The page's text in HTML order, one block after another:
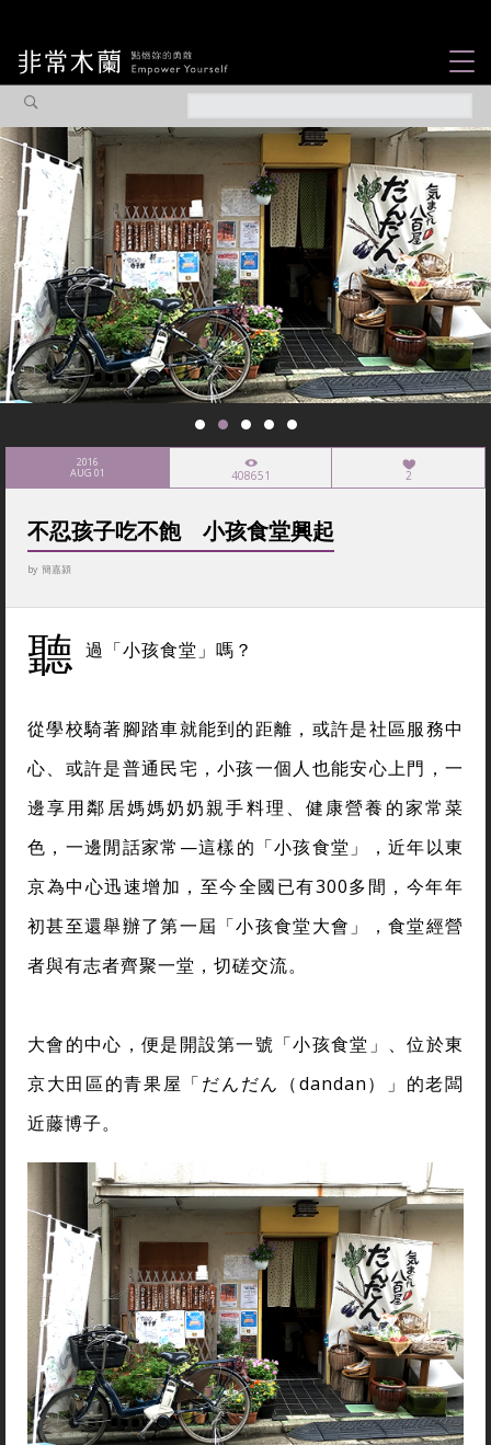
觀點專欄
焦點企劃
社會企業
認識我們
2016
AUG 01 408651 2
不忍孩子吃不飽 小孩食堂興起
by 簡嘉潁
聽 過「小孩食堂」嗎？
從學校騎著腳踏車就能到的距離，或許是社區服務中
心、或許是普通民宅，小孩一個人也能安心上門，一
邊享用鄰居媽媽奶奶親手料理、健康營養的家常菜
色，一邊閒話家常—這樣的「小孩食堂」，近年以東
京為中心迅速增加，至今全國已有300多間，今年年
初甚至還舉辦了第一屆「小孩食堂大會」，食堂經營
者與有志者齊聚一堂，切磋交流。
大會的中心，便是開設第一號「小孩食堂」、位於東
京大田區的青果屋「だんだん（dandan）」的老闆
近藤博子。